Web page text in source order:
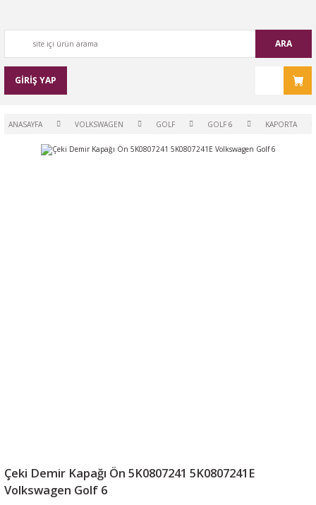
ARA
GİRİŞ YAP
ANASAYFA VOLKSWAGEN GOLF GOLF 6 KAPORTA
Çeki Demir Kapağı Ön 5K0807241 5K0807241E
Volkswagen Golf 6